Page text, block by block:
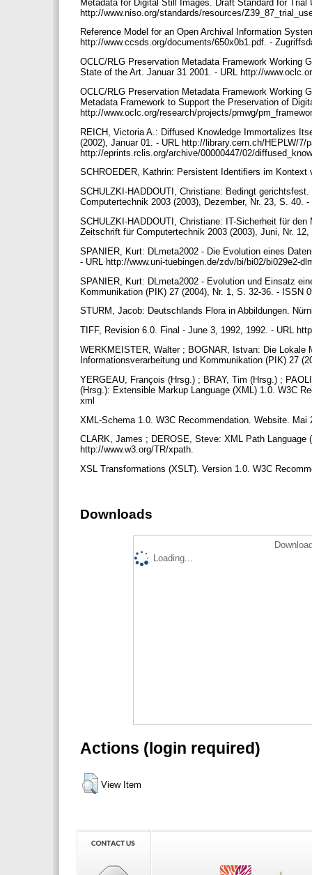
Metadata for Digital Still Images. Draft Standard for Trial
http://www.niso.org/standards/resources/
Reference Model for an Open Archival Information
http://www.ccsds.org/documents/650x0b1.pdf. -
OCLC/RLG Preservation Metadata Framework Working
State of the Art. Januar 31 2001. - URL http://
OCLC/RLG Preservation Metadata Framework Working
Metadata Framework to Support the Preservation of
http://www.oclc.org/research/projects/pmwg/
REICH, Victoria A.: Diffused Knowledge Immortalizes
(2002), Januar 01. - URL http://library.cern.ch/HEPLW/7/
http://eprints.rclis.org/archive/00000447/02/
SCHROEDER, Kathrin: Persistent Identifiers im
SCHULZKI-HADDOUTI, Christiane: Bedingt
Computertechnik 2003 (2003), Dezember, Nr. 23, S.
SCHULZKI-HADDOUTI, Christiane: IT-Sicherheit für
Zeitschrift für Computertechnik 2003 (2003), Juni, Nr.
SPANIER, Kurt: DLmeta2002 - Die Evolution eines
- URL http://www.uni-tuebingen.de/zdv/bi/bi02/bi029e2-
SPANIER, Kurt: DLmeta2002 - Evolution und Einsatz
Kommunikation (PIK) 27 (2004), Nr. 1, S. 32-36. - ISSN
STURM, Jacob: Deutschlands Flora in Abbildungen.
TIFF, Revision 6.0. Final - June 3, 1992, 1992. - URL
WERKMEISTER, Walter ; BOGNAR, Istvan: Die Lokale
Informationsverarbeitung und Kommunikation (PIK) 27
YERGEAU, François (Hrsg.) ; BRAY, Tim (Hrsg.) ;
(Hrsg.): Extensible Markup Language (XML) 1.0. W3C
xml
XML-Schema 1.0. W3C Recommendation. Website.
CLARK, James ; DEROSE, Steve: XML Path
http://www.w3.org/TR/xpath.
XSL Transformations (XSLT). Version 1.0. W3C
Downloads
Loading...
Actions (login required)
View Item